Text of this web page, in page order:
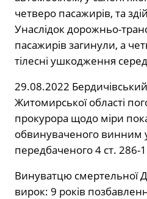
четверо пасажирів, та
Унаслідок дорожньо-
пасажирів загинули, а
тілесні ушкодження
29.08.2022
Житомирської області
прокурора щодо міри
обвинуваченого винним
передбаченого 4 ст. 286-
Винуватцю смертельної
вирок: 9 років